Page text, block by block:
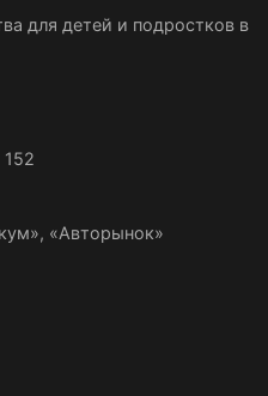
для детей и подростков в
152
«Авторынок»